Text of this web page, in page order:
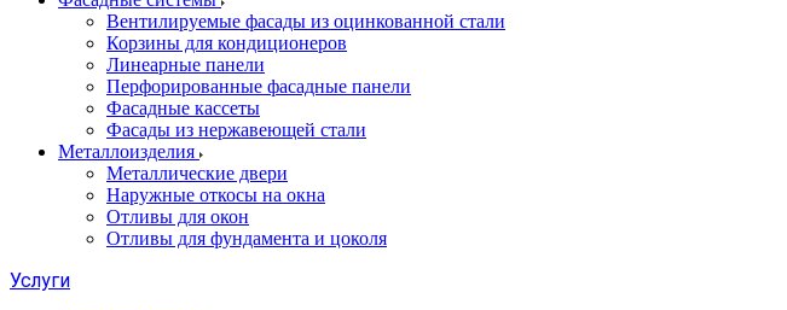
Вентилируемые фасады из оцинкованной стали
Корзины для кондиционеров
Линеарные панели
Перфорированные фасадные панели
Фасадные кассеты
Фасады из нержавеющей стали
Металлоизделия
Металлические двери
Наружные откосы на окна
Отливы для окон
Отливы для фундамента и цоколя
Услуги